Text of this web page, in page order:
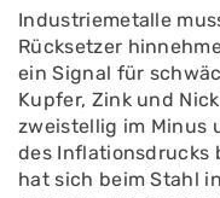
Industriemetalle
Rücksetzer
ein Signal für
Kup­fer, Zink und
zweistellig im Minus
des Inflationsdrucks
hat sich beim Stahl